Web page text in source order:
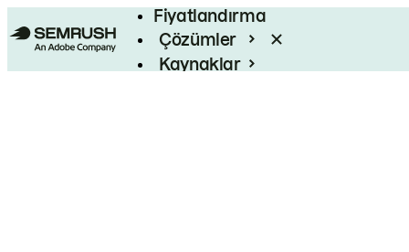
Fiyatlandırma
Çözümler
Kaynaklar